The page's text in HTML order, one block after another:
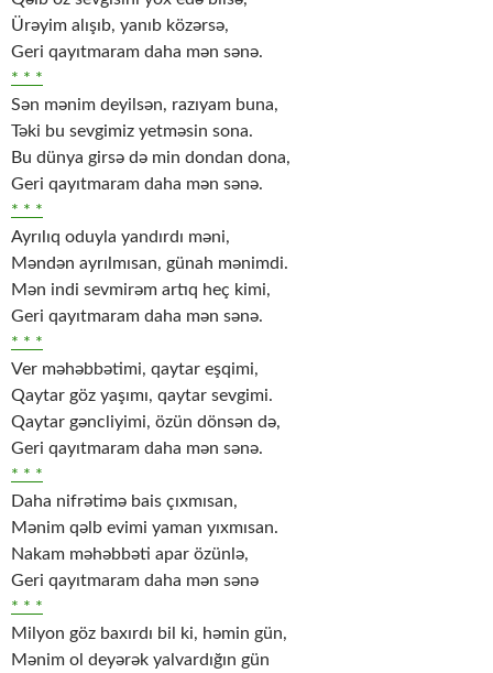
Ürəyim alışıb, yanıb közərsə,
Geri qayıtmaram daha mən sənə.
* * *
Sən mənim deyilsən, razıyam buna,
Təki bu sevgimiz yetməsin sona.
Bu dünya girsə də min dondan dona,
Geri qayıtmaram daha mən sənə.
* * *
Ayrılıq oduyla yandırdı məni,
Məndən ayrılmısan, günah mənimdi.
Mən indi sevmirəm artıq heç kimi,
Geri qayıtmaram daha mən sənə.
* * *
Ver məhəbbətimi, qaytar eşqimi,
Qaytar göz yaşımı, qaytar sevgimi.
Qaytar gəncliyimi, özün dönsən də,
Geri qayıtmaram daha mən sənə.
* * *
Daha nifrətimə bais çıxmısan,
Mənim qəlb evimi yaman yıxmısan.
Nakam məhəbbəti apar özünlə,
Geri qayıtmaram daha mən sənə
* * *
Milyon göz baxırdı bil ki, həmin gün,
Mənim ol deyərək yalvardığın gün